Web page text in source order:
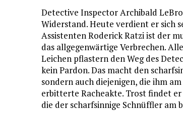
Detective Inspector Archibald
Widerstand. Heute verdient er sich
Assistenten Roderick Ratzi ist der
das allgegenwärtige Verbrechen.
Leichen pflastern den Weg des
kein Pardon. Das macht den
sondern auch diejenigen, die ihm
erbitterte Racheakte. Trost findet
die der scharfsinnige Schnüffler am